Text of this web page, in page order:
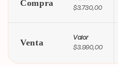
Compra
$3.730,00
Venta
Valor
$3.990,00